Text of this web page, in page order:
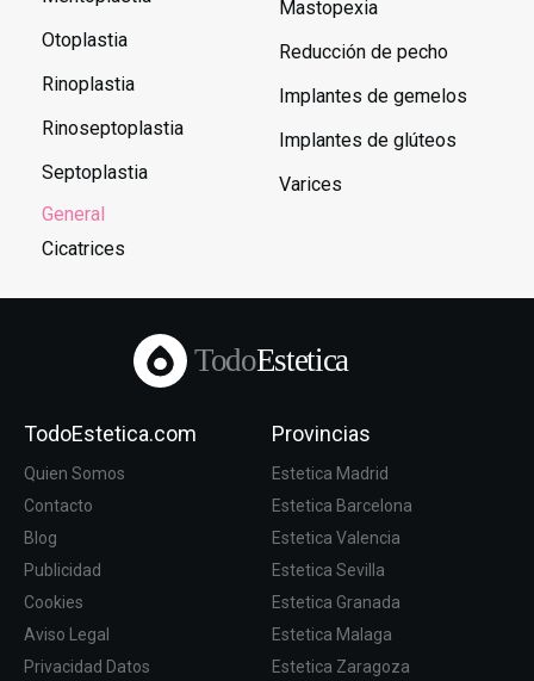
Otoplastia
Rinoplastia
Rinoseptoplastia
Septoplastia
General
Cicatrices
Mastopexia
Reducción de pecho
Implantes de gemelos
Implantes de glúteos
Varices
TodoEstetica
TodoEstetica.com
Quien Somos
Contacto
Blog
Publicidad
Cookies
Aviso Legal
Privacidad Datos
Provincias
Estetica Madrid
Estetica Barcelona
Estetica Valencia
Estetica Sevilla
Estetica Granada
Estetica Malaga
Estetica Zaragoza